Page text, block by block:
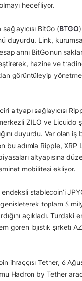
hedefliyor.
BitGo (BTGO
duyurdu. Link,
BitGo’nun
hazine ve
görüntüleyip
altyapı sağlayıcısı
ZILO ve Licuido
duyurdu. Var olan iş
bu adımla Ripple, XRP
altyapısına
mobilitesi ekliyor.
endeksli stablecoin’i
genişleterek toplam 6
açıkladı. Turdaki
gören lojistik şirketi
ihraççısı Tether, 6
Hadron by Tether